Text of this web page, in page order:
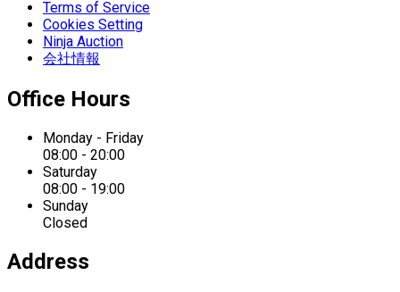
Terms of Service
Cookies Setting
Ninja Auction
会社情報
Office Hours
Monday - Friday
08:00 - 20:00
Saturday
08:00 - 19:00
Sunday
Closed
Address